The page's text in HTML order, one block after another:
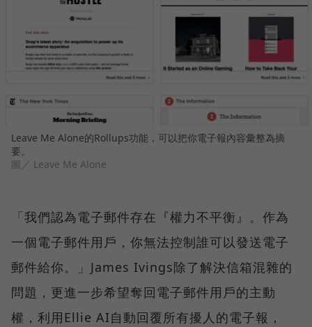
Leave Me Alone的Rollups功能，可以把你電子報內容彙整為摘
要。
圖／ Leave Me Alone
「我們認為電子郵件存在『權力不平衡』。作為
一個電子郵件用戶，你無法控制誰可以發送電子
郵件給你。」James Ivings除了解決信箱混雜的
問題，更進一步希望奪回電子郵件用戶的主動
權，利用Ellie AI自動回覆所有擾人的電子報，